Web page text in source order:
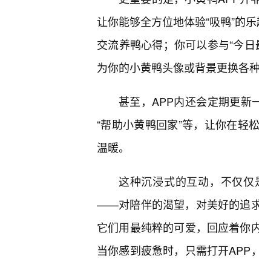
让你能够全方位地体验“吸鸭”的
交流养鸭心得；你可以参与“今
为你的小黄鸭头像或背景更换各
甚至，APP内还会定期更新
“帮助小黄鸭回家”等，让你在轻
温暖。
这种沉浸式的互动，不仅
——对陪伴的渴望，对美好的追
它们用最纯粹的可爱，回应着你
当你感到疲惫时，只需打开APP